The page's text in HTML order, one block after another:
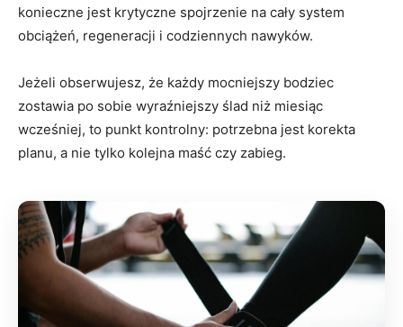
konieczne jest krytyczne spojrzenie na cały system
obciążeń, regeneracji i codziennych nawyków.
Jeżeli obserwujesz, że każdy mocniejszy bodziec
zostawia po sobie wyraźniejszy ślad niż miesiąc
wcześniej, to punkt kontrolny: potrzebna jest korekta
planu, a nie tylko kolejna maść czy zabieg.